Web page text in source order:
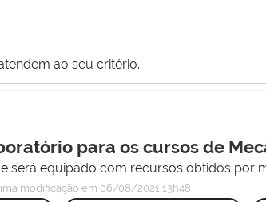
ao seu critério.
para os cursos de
será equipado com recursos obtidos por
modificação em 06/08/2021 13h48